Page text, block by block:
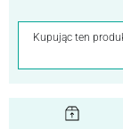
Kupując ten